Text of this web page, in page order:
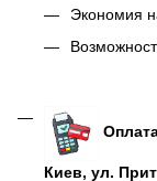
Экономия
Киев, ул.